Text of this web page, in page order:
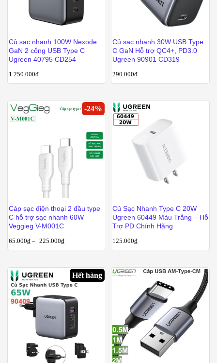
Củ sạc nhanh 100W Nexode
GaN 2 cổng USB Type C
Ugreen 40795 CD254
1.250.000₫
Củ sạc nhanh 30W USB Type
C GaN Hỗ trợ QC4+, PD3.0
Ugreen 90901 CD319
290.000₫
-24%
Cáp sạc điện thoại 2 đầu type
C hỗ trợ sạc nhanh 60W
Veggieg V-M001C
65.000₫ – 225.000₫
Củ Sạc Nhanh Type C 20W
Ugreen 60449 Màu Trắng – Hỗ
Trợ PD Chính Hãng
125.000₫
Hết hàng